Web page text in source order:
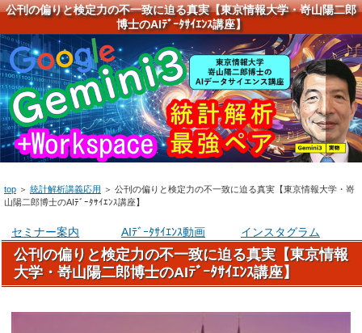
公刊の偏りと検定力の不一致に迫る真実【東京情報大学・嵜山陽二郎
博士のAIﾃﾞｰﾀｻｲｴﾝｽ講座】
top ＞ 統計解析講義応用 ＞ 公刊の偏りと検定力の不一致に迫る真実【東京情報大学・嵜
山陽二郎博士のAIﾃﾞｰﾀｻｲｴﾝｽ講座】
セミナー案内 AIﾃﾞｰﾀｻｲｴﾝｽ動画 インスタグラム
公刊の偏りと検定力の不一致に迫る真実【東京情報
大学・嵜山陽二郎博士のAIﾃﾞｰﾀｻｲｴﾝｽ講座】